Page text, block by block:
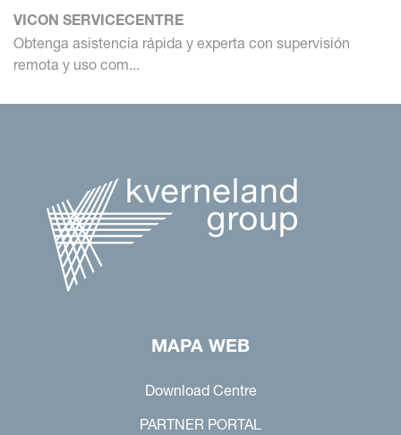
VICON SERVICECENTRE
Obtenga asistencia rápida y experta con supervisión
remota y uso com...
MAPA WEB
Download Centre
PARTNER PORTAL